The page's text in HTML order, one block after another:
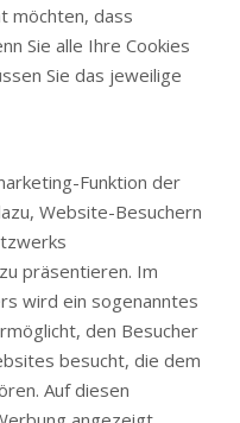
möchten, dass
Sie alle Ihre Cookies
Sie das jeweilige
Funktion der
Website-Besuchern
präsentieren. Im
wird ein sogenanntes
den Besucher
besucht, die dem
Auf diesen